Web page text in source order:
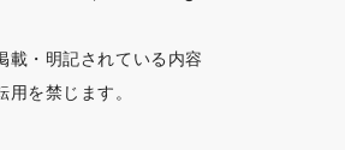
載・明記されている内容
を禁じます。